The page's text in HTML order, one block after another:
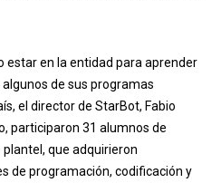
estar en la entidad para aprender
de sus programas
el director de StarBot, Fabio
participaron 31 alumnos de
que adquirieron
de programación, codificación y